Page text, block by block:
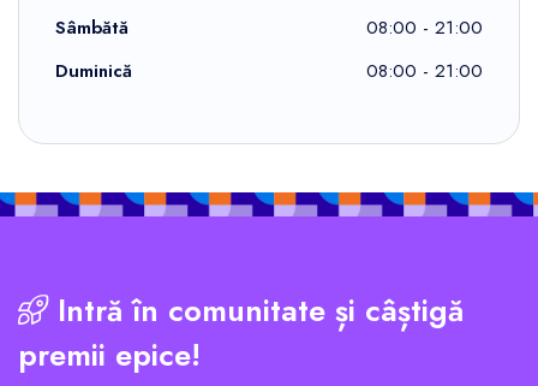
Sâmbătă
08:00 - 21:00
Duminică
08:00 - 21:00
Intră în comunitate și câștigă
premii epice!